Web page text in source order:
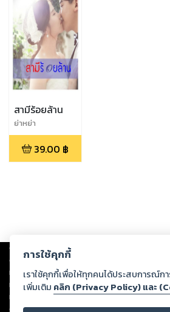
สามีร้อยล้าน
ย่าหย่า
39.00 ฿
Copyright © 2026
ต่อผลงานหรือเนื้อหาใดที่อัปโหลดผ่านเว็บไซต์และป
ทรัพย์สินทางปัญญาของบุคคลอื่นหรือขัดต่อกฎหมา
ทุกท่านโปรดใช้วิจารณญาณในการกลั่นกรองด้วยต
หนึ่งส่วนใดขัดต่อกฎหมายและศีลธรรม กรุณาแจ้งม
ดำเนินการในทันที ทั้งนี้ ทางสตอรี่ล็อกขอสงวนลิ
การใช้คุกกี้
เราใช้คุกกี้เพื่อให้ทุกคนได้ประสบการณ์ก
เพิ่มเติม คลิก (Privacy Policy) และ